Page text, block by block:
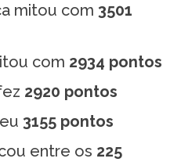
mitou com 3501
com 2934 pontos
2920 pontos
3155 pontos
entre os 225